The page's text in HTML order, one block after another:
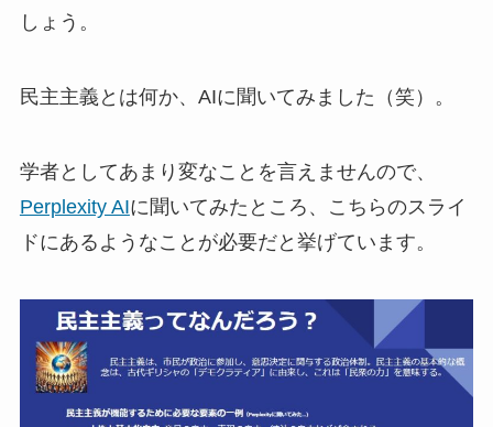
しょう。
民主主義とは何か、AIに聞いてみました（笑）。
学者としてあまり変なことを言えませんので、
Perplexity AIに聞いてみたところ、こちらのスライ
ドにあるようなことが必要だと挙げています。